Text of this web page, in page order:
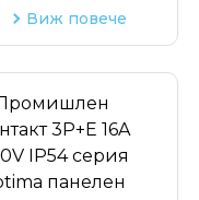
Виж повече